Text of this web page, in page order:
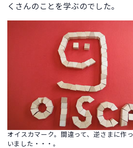
くさんのことを学ぶのでした。
オイスカマーク。間違って、逆さまに作
いました・・・。